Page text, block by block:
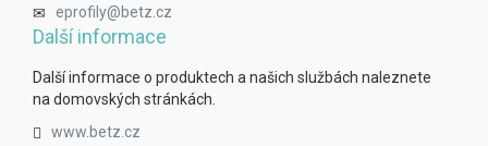
eprofily@betz.cz
Další informace
Další informace o produktech a našich službách naleznete
na domovských stránkách.
www.betz.cz